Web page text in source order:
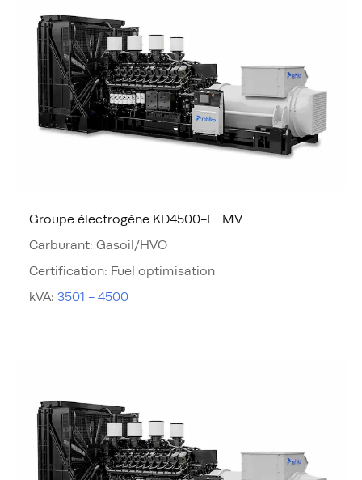
Groupe électrogène KD4500-F_MV
Carburant: Gasoil/HVO
Certification: Fuel optimisation
kVA:3501 - 4500